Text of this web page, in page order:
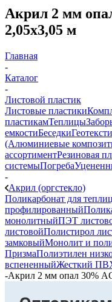
Акрил 2 мм
2,05х3,05 м
Главная
-
Каталог
-
Листовой пластик
Листовые пластики
пластикамТеплицы
емкостиБеседки
(Алюминиевые
ассортиментРезиновая
системыПогреба
-
Акрил (оргстекло)
Поликарбонат для теплиц
профилированный
монолитныйПЭТ
листовойПолистирол
замковыйМонолит и
ПризмаПолиэтилен
вспененныйЖесткий
-Акрил 2 мм опал 30%